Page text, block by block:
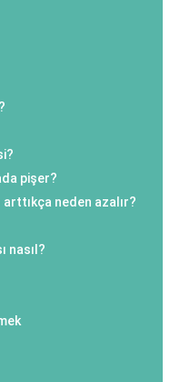
pişer?
neden azalır?
nasıl?